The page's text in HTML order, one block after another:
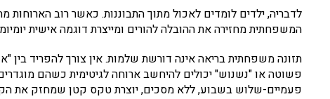
לדבריה, ילדים לומדים לאכול מתוך התבוננות. כאשר רוב
המשפחתית מחזירה את ההובלה להורים ומייצרת דוגמה אישית
תזונה משפחתית בריאה אינה דורשת שלמות. אין צורך להפריד בין
פשוטה או "נשנוש" יכולים להיחשב ארוחה לגיטימית כשהם
פעמיים-שלוש בשבוע, ללא מסכים, יוצרת טקס קטן שמחזק את